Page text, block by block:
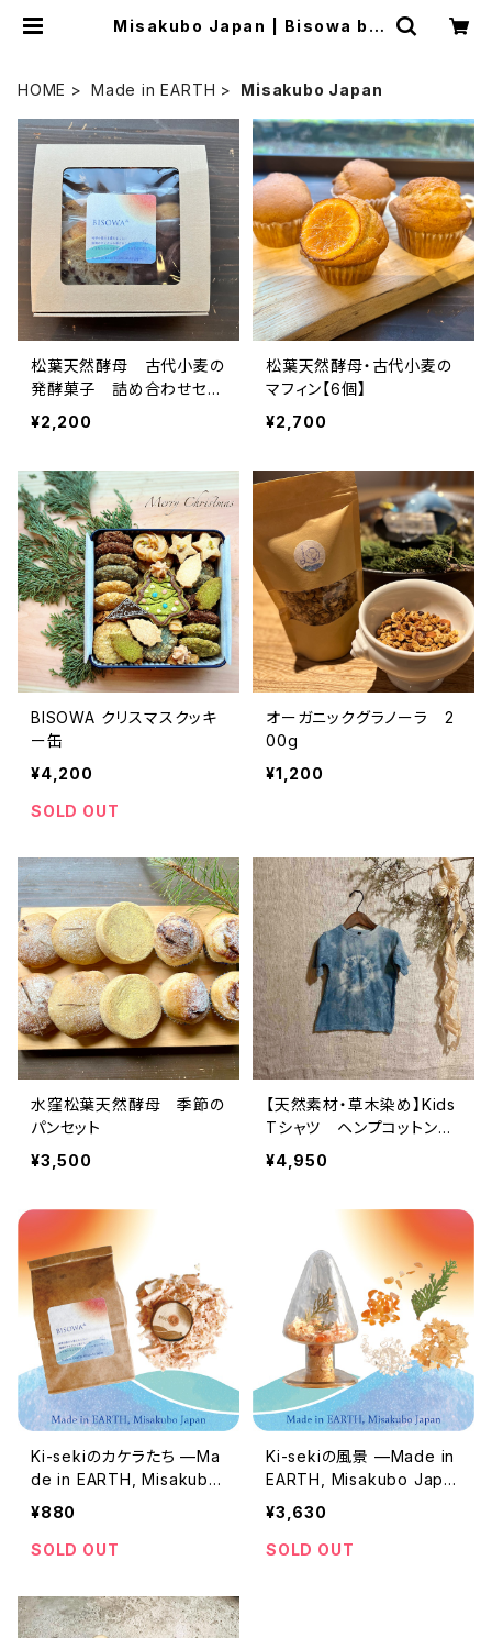
Misakubo Japan | Bisowa by
HOME Made in EARTH Misakubo Japan
松葉天然酵母 古代小麦の
発酵菓子 詰め合わせセッ
ト
¥2,200
松葉天然酵母・古代小麦の
マフィン【6個】
¥2,700
BISOWA クリスマスクッキ
ー缶
¥4,200
SOLD OUT
オーガニックグラノーラ 2
00g
¥1,200
水窪松葉天然酵母 季節の
パンセット
¥3,500
【天然素材・草木染め】Kids
Tシャツ ヘンプコットン
水窪藍染 S
¥4,950
Ki-sekiのカケラたち —Ma
de in EARTH, Misakubo
Japan—
¥880
SOLD OUT
Ki-sekiの風景 —Made in
EARTH, Misakubo Japa
n—
¥3,630
SOLD OUT